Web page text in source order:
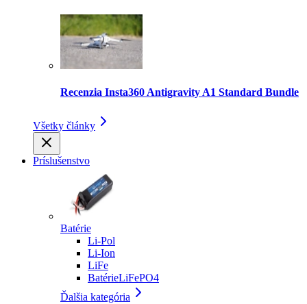
Recenzia Insta360 Antigravity A1 Standard Bundle
Všetky články
Príslušenstvo
Batérie
Li-Pol
Li-Ion
LiFe
BatérieLiFePO4
Ďalšia kategória